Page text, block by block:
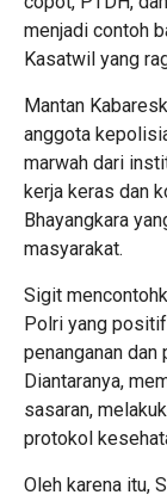
menjadi contoh
Kasatwil yang
Mantan
anggota
marwah dari
kerja keras dan
Bhayangkara
masyarakat.
Sigit
Polri yang
penanganan
Diantaranya,
sasaran,
protokol
Oleh karena itu,